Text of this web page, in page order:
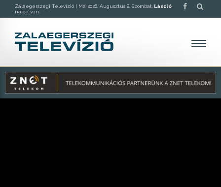
Zalaegerszegi Televízió | Ma 2026. Augusztus 8. Szombat, László
napja van.